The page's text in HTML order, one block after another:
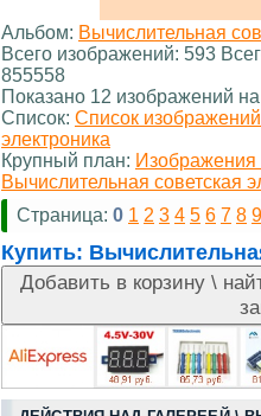
Альбом: Вычислительная
Всего изображений: 593
855558
Показано 12 изображений
Список: Список
электроника
Крупный план:
Вычислительная советская
Страница: 0 1 2 3 4 5 6 7 8 9
Купить: